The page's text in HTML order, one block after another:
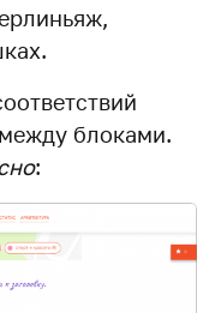
блоками.
: